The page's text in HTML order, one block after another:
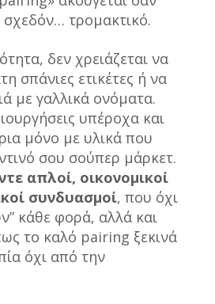
σχεδόν… τρομακτικό.
δεν χρειάζεται να
σπάνιες ετικέτες ή να
με γαλλικά ονόματα.
υπέροχα και
μόνο με υλικά που
σου σούπερ μάρκετ.
απλοί, οικονομικοί
συνδυασμοί, που όχι
κάθε φορά, αλλά και
το καλό pairing ξεκινά
όχι από την